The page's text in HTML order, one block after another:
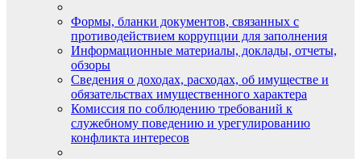
Формы, бланки документов, связанных с
противодействием коррупции для заполнения
Информационные материалы, доклады, отчеты,
обзоры
Сведения о доходах, расходах, об имуществе и
обязательствах имущественного характера
Комиссия по соблюдению требований к
служебному поведению и урегулированию
конфликта интересов